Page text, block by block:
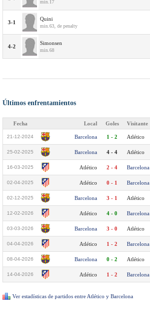
min.17
3-1
Quini
min.63, de penalty
4-2
Simonsen
min.68
Últimos enfrentamientos
Fecha Local Goles Visitante
21-12-2024 Barcelona 1 - 2 Atlético
25-02-2025 Barcelona 4 - 4 Atlético
16-03-2025 Atlético 2 - 4 Barcelona
02-04-2025 Atlético 0 - 1 Barcelona
02-12-2025 Barcelona 3 - 1 Atlético
12-02-2026 Atlético 4 - 0 Barcelona
03-03-2026 Barcelona 3 - 0 Atlético
04-04-2026 Atlético 1 - 2 Barcelona
08-04-2026 Barcelona 0 - 2 Atlético
14-04-2026 Atlético 1 - 2 Barcelona
Ver estadísticas de partidos entre Atlético y Barcelona